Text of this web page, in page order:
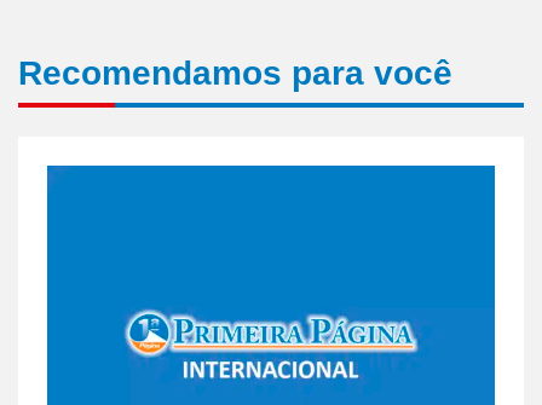
Recomendamos para você